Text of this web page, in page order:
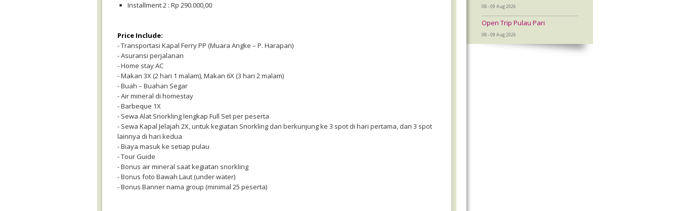
Installment 2 : Rp 290.000,00
Price Include:
- Transportasi Kapal Ferry PP (Muara Angke – P. Harapan)
- Asuransi perjalanan
- Home stay AC
- Makan 3X (2 hari 1 malam), Makan 6X (3 hari 2 malam)
- Buah – Buahan Segar
- Air mineral di homestay
- Barbeque 1X
- Sewa Alat Snorkling lengkap Full Set per peserta
- Sewa Kapal Jelajah 2X, untuk kegiatan Snorkling dan berkunjung ke 3 spot di hari pertama, dan 3 spot
lainnya di hari kedua
- Biaya masuk ke setiap pulau
- Tour Guide
- Bonus air mineral saat kegiatan snorkling
- Bonus foto Bawah Laut (under water)
- Bonus Banner nama group (minimal 25 peserta)
08 - 09 Aug 2026
Open Trip Pulau Pari
08 - 09 Aug 2026